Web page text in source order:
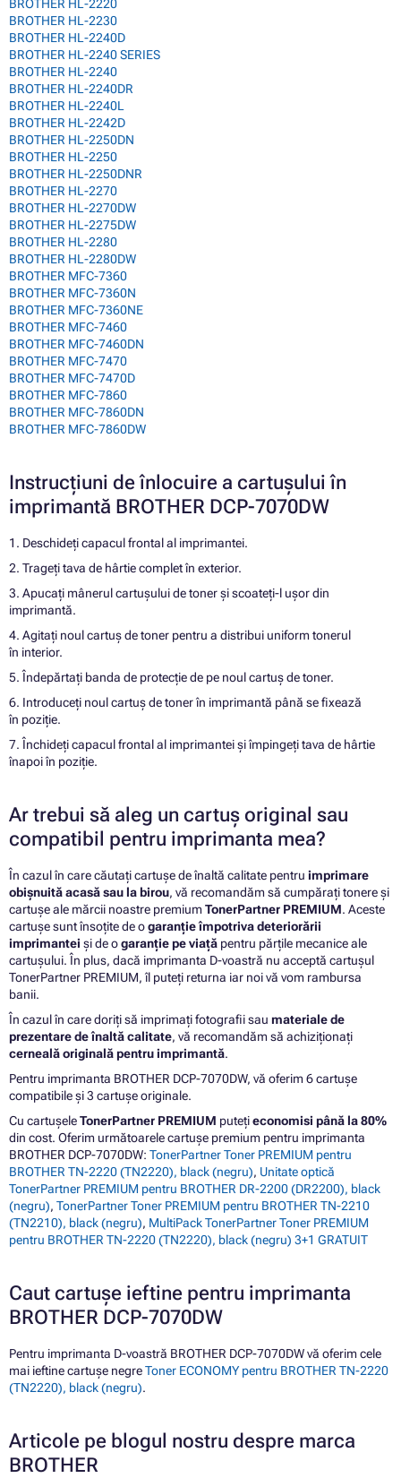
BROTHER HL-2220
BROTHER HL-2230
BROTHER HL-2240D
BROTHER HL-2240 SERIES
BROTHER HL-2240
BROTHER HL-2240DR
BROTHER HL-2240L
BROTHER HL-2242D
BROTHER HL-2250DN
BROTHER HL-2250
BROTHER HL-2250DNR
BROTHER HL-2270
BROTHER HL-2270DW
BROTHER HL-2275DW
BROTHER HL-2280
BROTHER HL-2280DW
BROTHER MFC-7360
BROTHER MFC-7360N
BROTHER MFC-7360NE
BROTHER MFC-7460
BROTHER MFC-7460DN
BROTHER MFC-7470
BROTHER MFC-7470D
BROTHER MFC-7860
BROTHER MFC-7860DN
BROTHER MFC-7860DW
Instrucțiuni de înlocuire a cartușului în
imprimantă BROTHER DCP-7070DW
1. Deschideți capacul frontal al imprimantei.
2. Trageți tava de hârtie complet în exterior.
3. Apucați mânerul cartușului de toner și scoateți-l ușor din
imprimantă.
4. Agitați noul cartuș de toner pentru a distribui uniform tonerul
în interior.
5. Îndepărtați banda de protecție de pe noul cartuș de toner.
6. Introduceți noul cartuș de toner în imprimantă până se fixează
în poziție.
7. Închideți capacul frontal al imprimantei și împingeți tava de hârtie
înapoi în poziție.
Ar trebui să aleg un cartuș original sau
compatibil pentru imprimanta mea?
În cazul în care căutați cartușe de înaltă calitate pentru imprimare
obișnuită acasă sau la birou, vă recomandăm să cumpărați tonere și
cartușe ale mărcii noastre premiumTonerPartner PREMIUM. Aceste
cartușe sunt însoțite de ogaranție împotriva deteriorării
imprimantei și de ogaranție pe viață pentru părțile mecanice ale
cartușului. În plus, dacă imprimanta D-voastră nu acceptă cartușul
TonerPartner PREMIUM, îl puteți returna iar noi vă vom rambursa
banii.
În cazul în care doriți să imprimați fotografii sau materiale de
prezentare de înaltă calitate, vă recomandăm să achiziționați
cerneală originală pentru imprimantă.
Pentru imprimanta BROTHER DCP-7070DW, vă oferim 6 cartușe
compatibile și 3 cartușe originale.
Cu cartușeleTonerPartner PREMIUM putețieconomisi până la 80%
din cost. Oferim următoarele cartușe premium pentru imprimanta
BROTHER DCP-7070DW: TonerPartner Toner PREMIUM pentru
BROTHER TN-2220 (TN2220), black (negru), Unitate optică
TonerPartner PREMIUM pentru BROTHER DR-2200 (DR2200), black
(negru), TonerPartner Toner PREMIUM pentru BROTHER TN-2210
(TN2210), black (negru), MultiPack TonerPartner Toner PREMIUM
pentru BROTHER TN-2220 (TN2220), black (negru) 3+1 GRATUIT
Caut cartușe ieftine pentru imprimanta
BROTHER DCP-7070DW
Pentru imprimanta D-voastră BROTHER DCP-7070DW vă oferim cele
mai ieftine cartușe negreToner ECONOMY pentru BROTHER TN-2220
(TN2220), black (negru).
Articole pe blogul nostru despre marca
BROTHER